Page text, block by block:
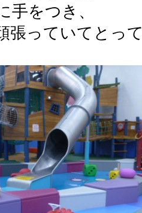
手をつき、
張っていてとっ